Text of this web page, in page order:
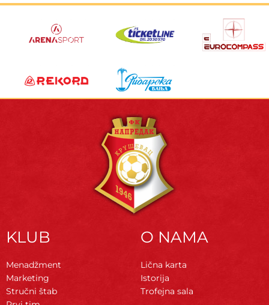
KLUB
Menadžment
Marketing
Stručni štab
O NAMA
Lična karta
Istorija
Trofejna sala